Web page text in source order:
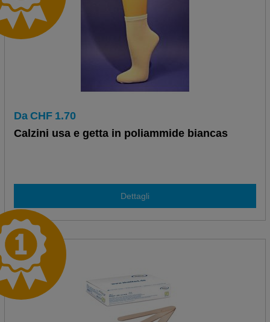
Da CHF 1.70
Calzini usa e getta in poliammide biancas
Dettagli